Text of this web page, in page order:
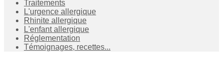
Traitements
L'urgence allergique
Rhinite allergique
L'enfant allergique
Réglementation
Témoignages, recettes...